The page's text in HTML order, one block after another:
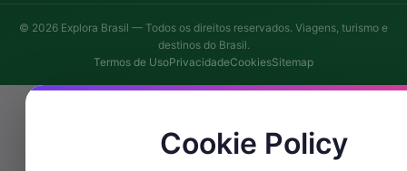
© 2026 Explora Brasil — Todos os direitos reservados. Viagens, turismo e
destinos do Brasil.
Termos de UsoPrivacidadeCookiesSitemap
Cookie Policy